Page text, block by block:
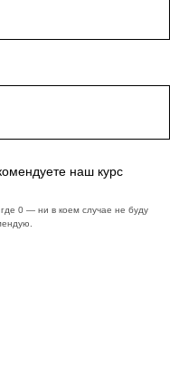
наш курс
0 — ни в коем случае не буду